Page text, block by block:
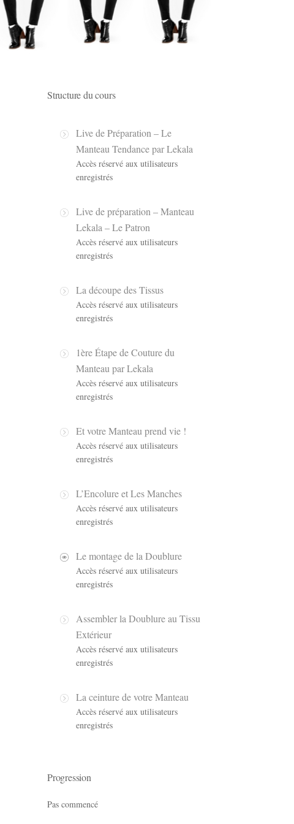
Structure du cours
Live de Préparation – Le
Manteau Tendance par Lekala
Accès réservé aux utilisateurs
enregistrés
Live de préparation – Manteau
Lekala – Le Patron
Accès réservé aux utilisateurs
enregistrés
La découpe des Tissus
Accès réservé aux utilisateurs
enregistrés
1ère Étape de Couture du
Manteau par Lekala
Accès réservé aux utilisateurs
enregistrés
Et votre Manteau prend vie !
Accès réservé aux utilisateurs
enregistrés
L’Encolure et Les Manches
Accès réservé aux utilisateurs
enregistrés
Le montage de la Doublure
Accès réservé aux utilisateurs
enregistrés
Assembler la Doublure au Tissu
Extérieur
Accès réservé aux utilisateurs
enregistrés
La ceinture de votre Manteau
Accès réservé aux utilisateurs
enregistrés
Progression
Pas commencé